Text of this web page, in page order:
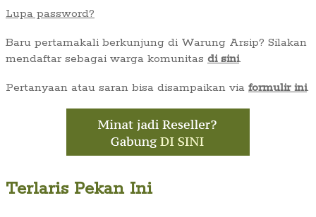
Lupa password?
Baru pertamakali berkunjung di Warung Arsip? Silakan
mendaftar sebagai warga komunitas di sini.
Pertanyaan atau saran bisa disampaikan via formulir ini.
Terlaris Pekan Ini